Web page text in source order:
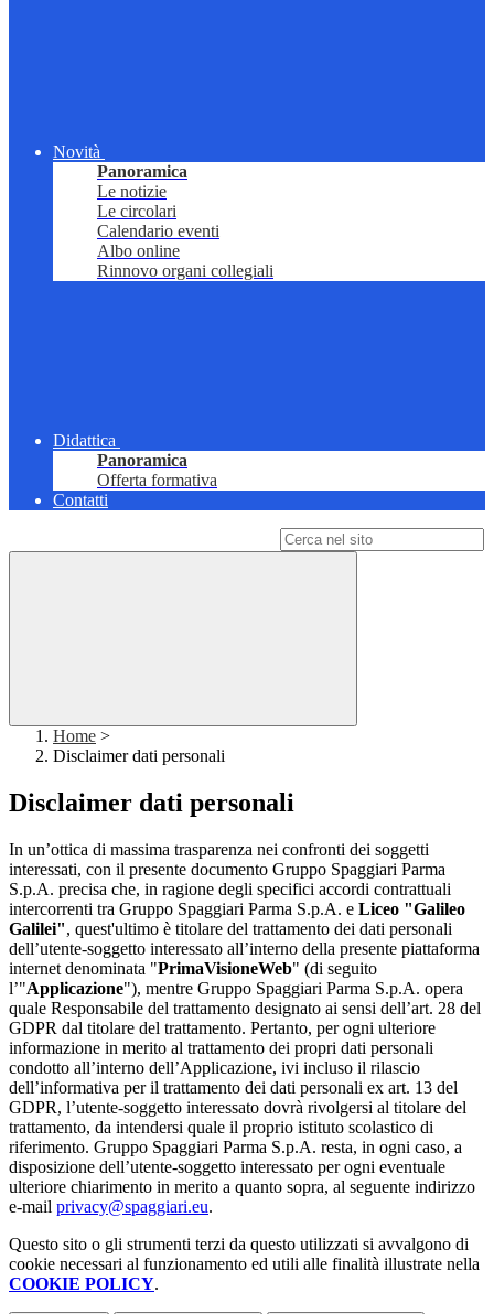
Novità
Panoramica
Le notizie
Le circolari
Calendario eventi
Albo online
Rinnovo organi collegiali
Didattica
Panoramica
Offerta formativa
Contatti
Home >
Disclaimer dati personali
Disclaimer dati personali
In un’ottica di massima trasparenza nei confronti dei soggetti
interessati, con il presente documento Gruppo Spaggiari Parma
S.p.A. precisa che, in ragione degli specifici accordi contrattuali
intercorrenti tra Gruppo Spaggiari Parma S.p.A. e Liceo "Galileo
Galilei", quest'ultimo è titolare del trattamento dei dati personali
dell’utente-soggetto interessato all’interno della presente piattaforma
internet denominata "PrimaVisioneWeb" (di seguito
l’"Applicazione"), mentre Gruppo Spaggiari Parma S.p.A. opera
quale Responsabile del trattamento designato ai sensi dell’art. 28 del
GDPR dal titolare del trattamento. Pertanto, per ogni ulteriore
informazione in merito al trattamento dei propri dati personali
condotto all’interno dell’Applicazione, ivi incluso il rilascio
dell’informativa per il trattamento dei dati personali ex art. 13 del
GDPR, l’utente-soggetto interessato dovrà rivolgersi al titolare del
trattamento, da intendersi quale il proprio istituto scolastico di
riferimento. Gruppo Spaggiari Parma S.p.A. resta, in ogni caso, a
disposizione dell’utente-soggetto interessato per ogni eventuale
ulteriore chiarimento in merito a quanto sopra, al seguente indirizzo
e-mail privacy@spaggiari.eu.
Questo sito o gli strumenti terzi da questo utilizzati si avvalgono di
cookie necessari al funzionamento ed utili alle finalità illustrate nella
COOKIE POLICY.